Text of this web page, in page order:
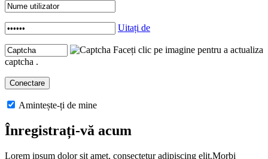
Uitați de
Faceți clic pe imagine pentru a actualiza
captcha .
Amintește-ți de mine
Înregistrați-vă acum
Lorem ipsum dolor sit amet, consectetur adipiscing elit.Morbi